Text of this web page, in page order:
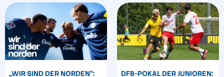
„WIR SIND DER NORDEN“:
DFB-POKAL DER JUNIOREN: